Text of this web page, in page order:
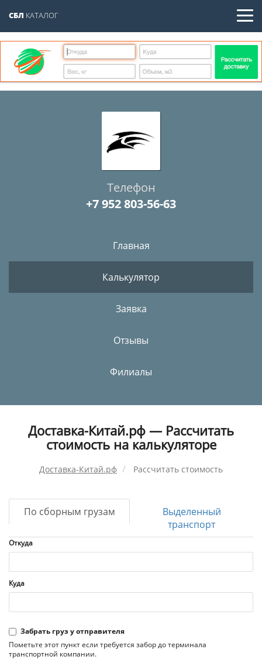
СБЛ КАТАЛОГ
Телефон
+7 952 803-56-63
Главная
Калькулятор
Заявка
Отзывы
Филиалы
Доставка-Китай.рф — Рассчитать
стоимость на калькуляторе
Доставка-Китай.рф Рассчитать стоимость
По сборным грузам
Выделенный
транспорт
Откуда
Куда
Забрать груз у отправителя
Пометьте этот пункт если требуется забор до терминала
транспортной компании.